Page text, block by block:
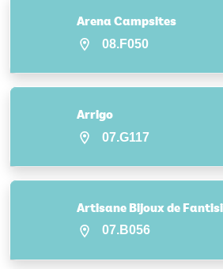
Arena Campsites
08.F050
Arrigo
07.G117
Artisane Bijoux de
07.B056